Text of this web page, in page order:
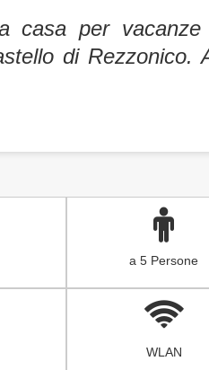
casa per
di Rezzonico.
a 5 Persone
WLAN